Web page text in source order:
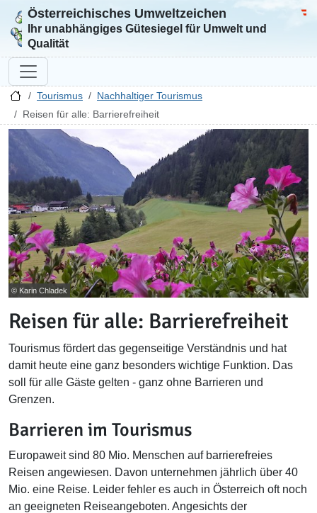
Zur Startseite
Österreichisches Umweltzeichen
Ihr unabhängiges Gütesiegel für Umwelt und
Qualität
Tourismus
Nachhaltiger Tourismus
Reisen für alle: Barrierefreiheit
© Karin Chladek
Reisen für alle: Barrierefreiheit
Tourismus fördert das gegenseitige Verständnis und hat
damit heute eine ganz besonders wichtige Funktion. Das
soll für alle Gäste gelten - ganz ohne Barrieren und
Grenzen.
Barrieren im Tourismus
Europaweit sind 80 Mio. Menschen auf barrierefreies
Reisen angewiesen. Davon unternehmen jährlich über 40
Mio. eine Reise. Leider fehler es auch in Österreich oft noch
an geeigneten Reiseangeboten. Angesichts der